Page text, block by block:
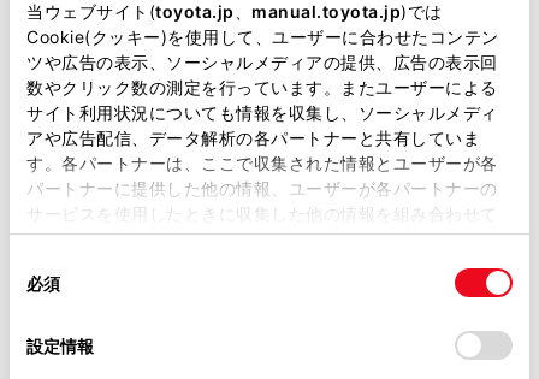
当ウェブサイト(toyota.jp manual.toyota.jp)では
Cookie(クッキー)を使用して、ユーザーに合わせたコンテン
ツや広告の表示、ソーシャルメディアの提供、広告の表示回
数やクリック数の測定を行っています。またユーザーによる
サイト利用状況についても情報を収集し、ソーシャルメディ
アや広告配信、データ解析の各パートナーと共有していま
す。各パートナーは、ここで収集された情報とユーザーが各
パートナーに提供した他の情報、ユーザーが各パートナーの
サービスを使用したときに収集した他の情報を組み合わせて
使用することがあります。当ウェブサイトの使用を続行する
デバイスにすべてのCookie(クッキー)が保存されることに同
意したことになります。Cookie(クッキー)のオプトアウト、
必須
設定情報
全長×全幅×全高
4560×1695×1850mm
ホイールベース ※1
2825mm
トレッド前／後
1480/1470mm
室内長×室内幅×室内高
1480kg